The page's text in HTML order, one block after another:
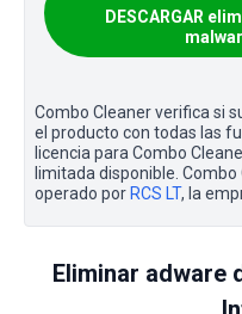
DESCARGAR
Combo Cleaner verifica si
el producto con todas las
licencia para Combo
limitada disponible.
operado por RCS LT, la
Eliminar adware